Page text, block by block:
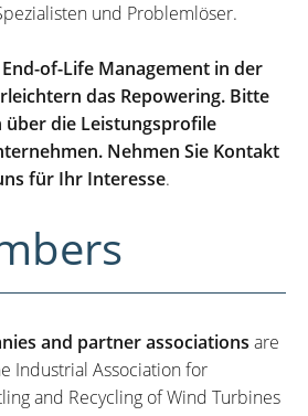
und Problemlöser.
of-Life Management in der
das Repowering. Bitte
über die Leistungsprofile
Nehmen Sie Kontakt
für Ihr Interesse.
and partner associations are
Industrial Association for
and Recycling of Wind Turbines